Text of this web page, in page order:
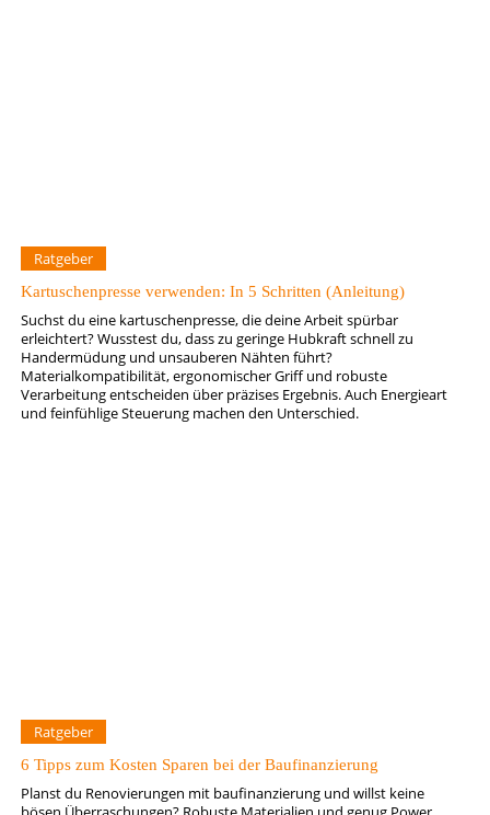
Ratgeber
Kartuschenpresse verwenden: In 5 Schritten (Anleitung)
Suchst du eine kartuschenpresse, die deine Arbeit spürbar
erleichtert? Wusstest du, dass zu geringe Hubkraft schnell zu
Handermüdung und unsauberen Nähten führt?
Materialkompatibilität, ergonomischer Griff und robuste
Verarbeitung entscheiden über präzises Ergebnis. Auch Energieart
und feinfühlige Steuerung machen den Unterschied.
Ratgeber
6 Tipps zum Kosten Sparen bei der Baufinanzierung
Planst du Renovierungen mit baufinanzierung und willst keine